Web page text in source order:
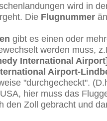
wird in
Die Flugnummer
gibt es einen oder
werden muss,
International
Airport-
"durchgecheckt".
hier muss das
den Zoll gebracht und